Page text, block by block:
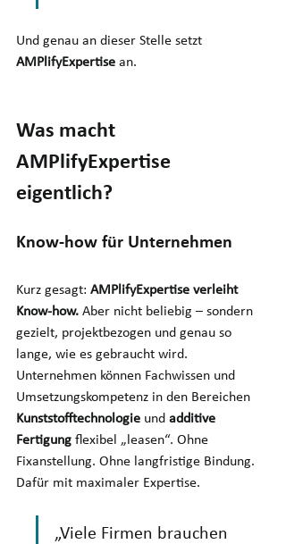
Und genau an dieser Stelle setzt
AMPlifyExpertise an.
Was macht
AMPlifyExpertise
eigentlich?
Know-how für Unternehmen
Kurz gesagt: AMPlifyExpertise verleiht
Know-how. Aber nicht beliebig – sondern
gezielt, projektbezogen und genau so
lange, wie es gebraucht wird.
Unternehmen können Fachwissen und
Umsetzungskompetenz in den Bereichen
Kunststofftechnologie und additive
Fertigung flexibel „leasen“. Ohne
Fixanstellung. Ohne langfristige Bindung.
Dafür mit maximaler Expertise.
„Viele Firmen brauchen